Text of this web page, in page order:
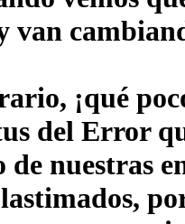
van
¡qué
del Error
de nuestras